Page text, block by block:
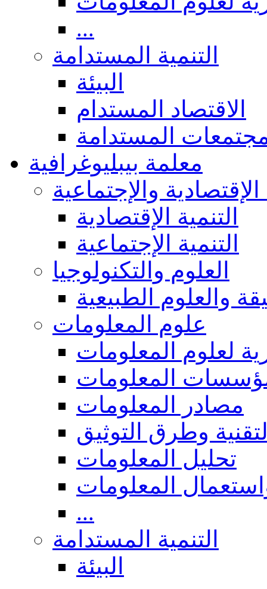
...
التنمية المستدامة
البيئة
الاقتصاد المستدام
المستدامة
معلمة بيبليوغرافية
الإقتصادية والإجتماعية
التنمية الإقتصادية
التنمية الإجتماعية
العلوم والتكنولوجيا
والعلوم الطبيعية
علوم المعلومات
لعلوم المعلومات
المعلومات
مصادر المعلومات
وطرق التوثيق
تحليل المعلومات
المعلومات
...
التنمية المستدامة
البيئة